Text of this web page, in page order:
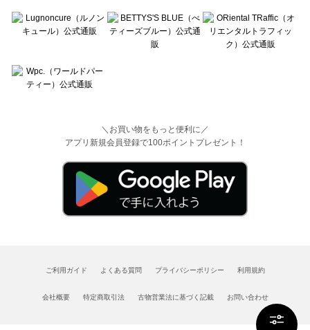
＼お買い物をもっと便利に／
アプリ新規会員登録で100ポイントプレゼント！
ご利用ガイド よくある質問 プライバシーポリシー 利用規約
会社概要 特定商取引法 古物営業法に基づく記載 お問い合わせ